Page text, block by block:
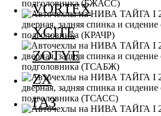
VORTEX
XCITE
ZOTYE
ZX
ГАЗ